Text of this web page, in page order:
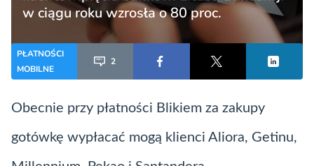
w ciągu roku wzrosła o 80 proc.
PŁATNOŚCI
MOBILNE
2
Obecnie przy płatności Blikiem za zakupy
gotówkę wypłacać mogą klienci Aliora, Getinu,